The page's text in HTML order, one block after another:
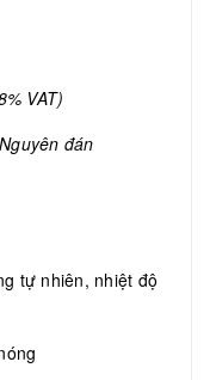
VAT)
đán
tự nhiên, nhiệt độ